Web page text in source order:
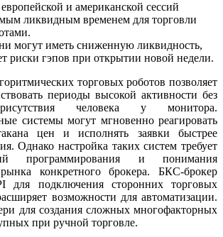
и американской сессий
ликвидным временем для торговли
могут иметь сниженную ликвидность,
риски гэпов при открытии новой недели.
торговых роботов позволяет
периоды высокой активности без
человека у монитора.
системы могут мгновенно реагировать
цен и исполнять заявки быстрее
Однако настройка таких систем требует
программирования и понимания
конкретного брокера. БКС-брокер
для подключения сторонних торговых
возможности для автоматизации.
для создания сложных многофакторных
при ручной торговле.